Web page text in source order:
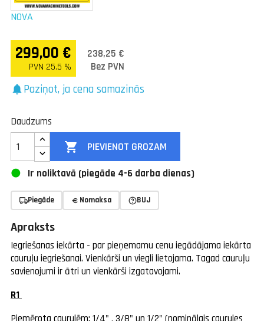
NOVA
299,00 €
PVN 25.5 %
238,25 €
Bez PVN
notificationsPaziņot, ja cena samazinās
Daudzums
 PIEVIENOT GROZAM
Ir noliktavā (piegāde 4-6 darba dienas)
Piegāde Nomaksa BUJ
Apraksts
Iegriešanas iekārta - par pieņemamu cenu iegādājama iekārta
cauruļu iegriešanai. Vienkārši un viegli lietojama. Tagad cauruļu
savienojumi ir ātri un vienkārši izgatavojami.
R1